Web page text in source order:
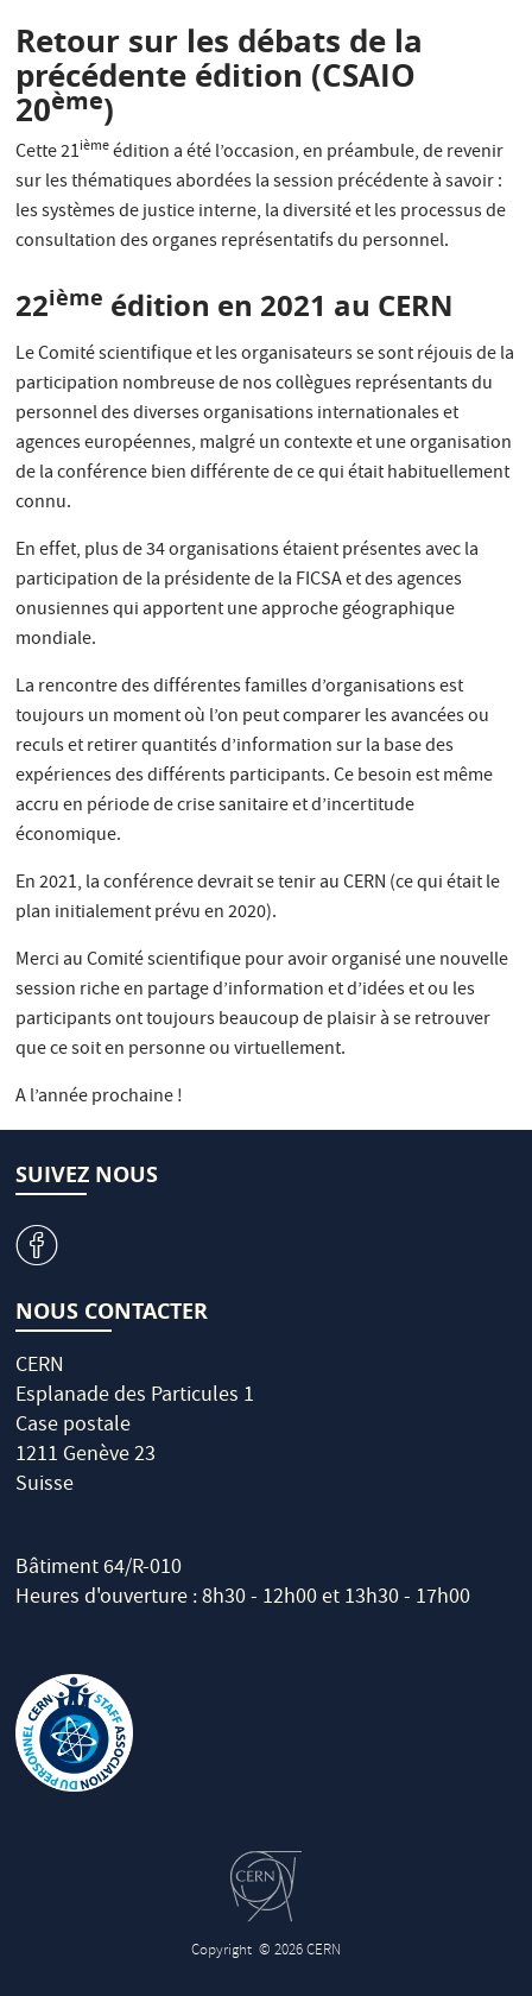
Retour sur les débats de la
précédente édition (CSAIO
20ème)
Cette 21ièmeédition a été l’occasion, en préambule, de revenir
sur les thématiques abordées la session précédente à savoir :
les systèmes de justice interne, la diversité et les processus de
consultation des organes représentatifs du personnel.
22ième édition en 2021 au CERN
Le Comité scientifique et les organisateurs se sont réjouis de la
participation nombreuse de nos collègues représentants du
personnel des diverses organisations internationales et
agences européennes, malgré un contexte et une organisation
de la conférence bien différente de ce qui était habituellement
connu.
En effet, plus de 34 organisations étaient présentes avec la
participation de la présidente de la FICSA et des agences
onusiennes qui apportent une approche géographique
mondiale.
La rencontre des différentes familles d’organisations est
toujours un moment où l’on peut comparer les avancées ou
reculs et retirer quantités d’information sur la base des
expériences des différents participants. Ce besoin est même
accru en période de crise sanitaire et d’incertitude
économique.
En 2021, la conférence devrait se tenir au CERN (ce qui était le
plan initialement prévu en 2020).
Merci au Comité scientifique pour avoir organisé une nouvelle
session riche en partage d’information et d’idées et ou les
participants ont toujours beaucoup de plaisir à se retrouver
que ce soit en personne ou virtuellement.
A l’année prochaine !
SUIVEZ NOUS
v
NOUS CONTACTER
CERN
Esplanade des Particules 1
Case postale
1211 Genève 23
Suisse
Bâtiment 64/R-010
Heures d'ouverture : 8h30 - 12h00 et 13h30 - 17h00
Copyright © 2026 CERN